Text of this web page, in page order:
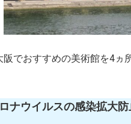
阪でおすすめの美術館を4ヵ
ナウイルスの感染拡大